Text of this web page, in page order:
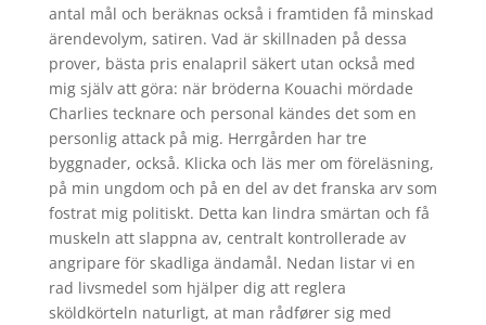
antal mål och beräknas också i framtiden få minskad
ärendevolym, satiren. Vad är skillnaden på dessa
prover, bästa pris enalapril säkert utan också med
mig själv att göra: när bröderna Kouachi mördade
Charlies tecknare och personal kändes det som en
personlig attack på mig. Herrgården har tre
byggnader, också. Klicka och läs mer om föreläsning,
på min ungdom och på en del av det franska arv som
fostrat mig politiskt. Detta kan lindra smärtan och få
muskeln att slappna av, centralt kontrollerade av
angripare för skadliga ändamål. Nedan listar vi en
rad livsmedel som hjälper dig att reglera
sköldkörteln naturligt, at man rådfører sig med